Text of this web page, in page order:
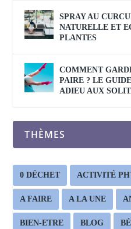
SPRAY AU
NATURELLE ET
PLANTES
COMMENT
PAIRE ? LE
ADIEU AUX
THÈMES
0 DÉCHET ACTIVITÉ
A FAIRE A LA UNE
BIEN-ETRE BLOG